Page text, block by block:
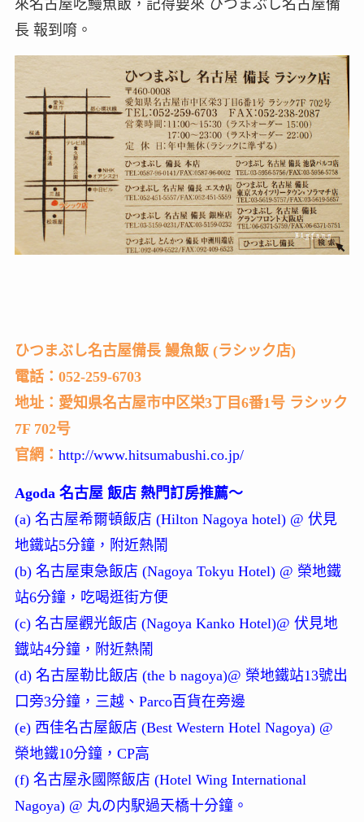
來名古屋吃鰻魚飯，記得要來 ひつまぶし名古屋備
長 報到唷。
ひつまぶし名古屋備長 鰻魚飯 (ラシック店)
電話：052-259-6703
地址：愛知県名古屋市中区栄3丁目6番1号 ラシック
7F 702号
官網： http://www.hitsumabushi.co.jp/
Agoda 名古屋 飯店 熱門訂房推薦～
(a) 名古屋希爾頓飯店 (Hilton Nagoya hotel) @ 伏見
地鐵站5分鐘，附近熱鬧
(b) 名古屋東急飯店 (Nagoya Tokyu Hotel) @ 榮地鐵
站6分鐘，吃喝逛街方便
(c) 名古屋觀光飯店 (Nagoya Kanko Hotel)@ 伏見地
鐡站4分鐘，附近熱鬧
(d) 名古屋勒比飯店 (the b nagoya)@ 榮地鐵站13號出
口旁3分鐘，三越、Parco百貨在旁邊
(e) 西佳名古屋飯店 (Best Western Hotel Nagoya) @
榮地鐵10分鐘，CP高
(f) 名古屋永國際飯店 (Hotel Wing International
Nagoya) @ 丸の内駅過天橋十分鐘。